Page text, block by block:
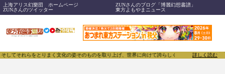
上海アリス幻樂団 ホームページ
ZUNさんのブログ「博麗幻想書譜」
ZUNさんのツイッター
東方よもやまニュース
らをとりまく文化の姿そのものを取り上げ、世界に向けて誇らしく発信することで、東方
詳しく読む